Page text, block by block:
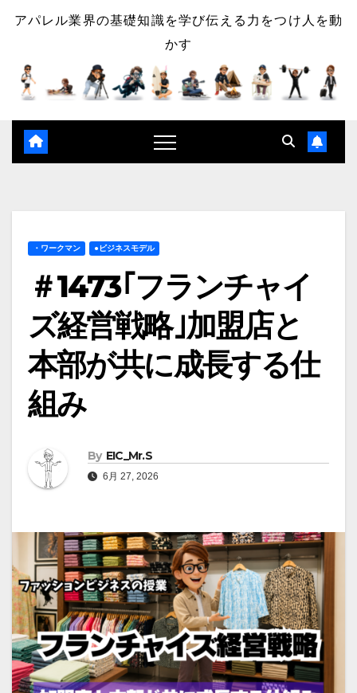
アパレル業界の基礎知識を学び伝える力をつけ人を動
かす
・ワークマン ●ビジネスモデル
＃1473｢フランチャイ
ズ経営戦略｣加盟店と
本部が共に成長する仕
組み
By EIC_Mr.S
6月 27, 2026